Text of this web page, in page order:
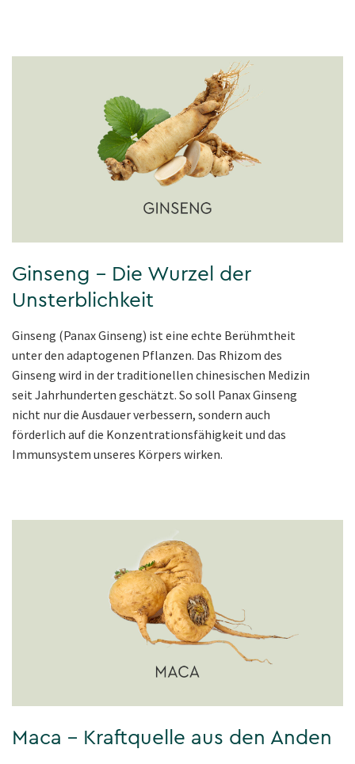
Ginseng – Die Wurzel der
Unsterblichkeit
Ginseng (Panax Ginseng) ist eine echte Berühmtheit
unter den adaptogenen Pflanzen. Das Rhizom des
Ginseng wird in der traditionellen chinesischen Medizin
seit Jahrhunderten geschätzt. So soll Panax Ginseng
nicht nur die Ausdauer verbessern, sondern auch
förderlich auf die Konzentrationsfähigkeit und das
Immunsystem unseres Körpers wirken.
Maca – Kraftquelle aus den Anden